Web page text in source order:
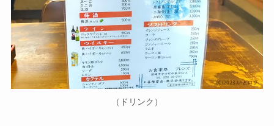
（ドリンク）